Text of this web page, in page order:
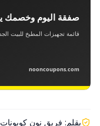
بقلم: فريق نون كوبونات